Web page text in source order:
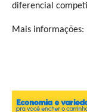
diferencial
Mais